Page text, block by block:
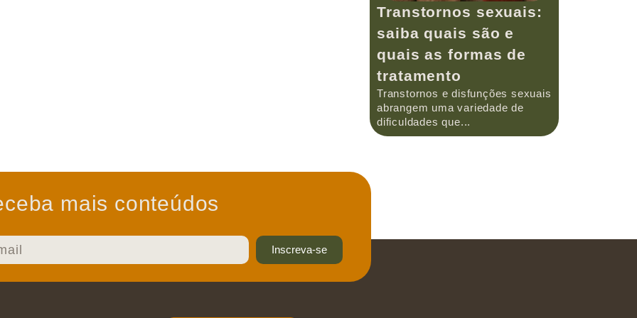
Transtornos sexuais:
saiba quais são e
quais as formas de
tratamento
Transtornos e disfunções sexuais
abrangem uma variedade de
dificuldades que...
mais conteúdos
Inscreva-se